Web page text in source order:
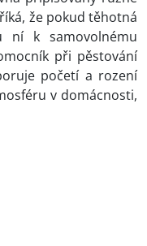
že pokud těhotná
ní k samovolnému
při pěstování
početí a rození
v domácnosti,